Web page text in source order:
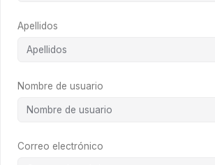
Apellidos
Nombre de usuario
Correo electrónico